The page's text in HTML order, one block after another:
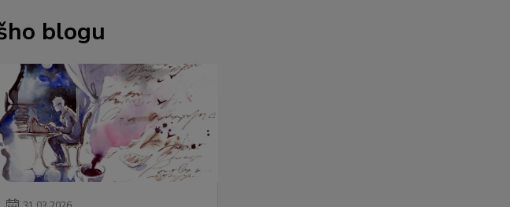
blogu